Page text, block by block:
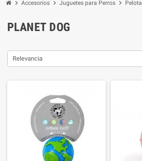
chevron_right Accesorios chevron_right Juguetes para Perros chevron_right Pelota
PLANET DOG
Relevancia